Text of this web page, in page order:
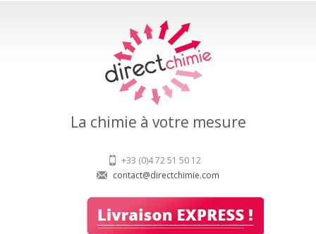
La chimie à votre mesure
+33 (0)4 72 51 50 12
contact@directchimie.com